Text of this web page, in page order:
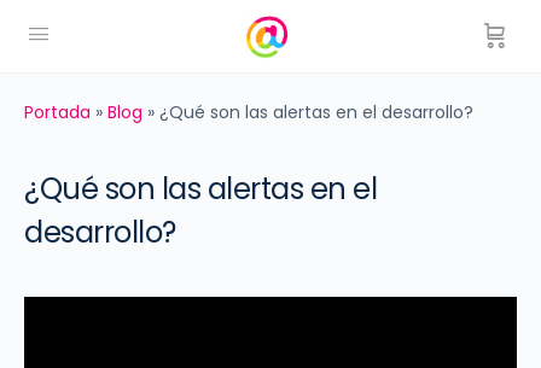
Portada » Blog » ¿Qué son las alertas en el desarrollo?
¿Qué son las alertas en el
desarrollo?